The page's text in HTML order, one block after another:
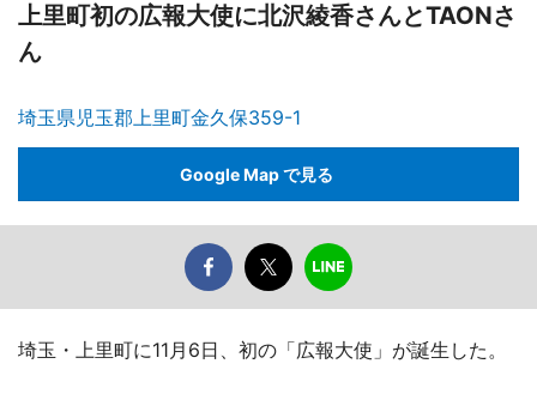
上里町初の広報大使に北沢綾香さんとTAONさ
ん
埼玉県児玉郡上里町金久保359-1
Google Map で見る
埼玉・上里町に11月6日、初の「広報大使」が誕生した。